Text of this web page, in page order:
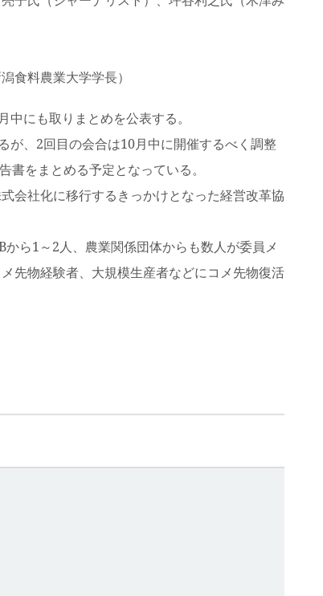
食料農業大学学長）
にも取りまとめを公表する。
、2回目の会合は10月中に開催するべく調整
をまとめる予定となっている。
会社化に移行するきっかけとなった経営改革協
ら1～2人、農業関係団体からも数人が委員メ
先物経験者、大規模生産者などにコメ先物復活